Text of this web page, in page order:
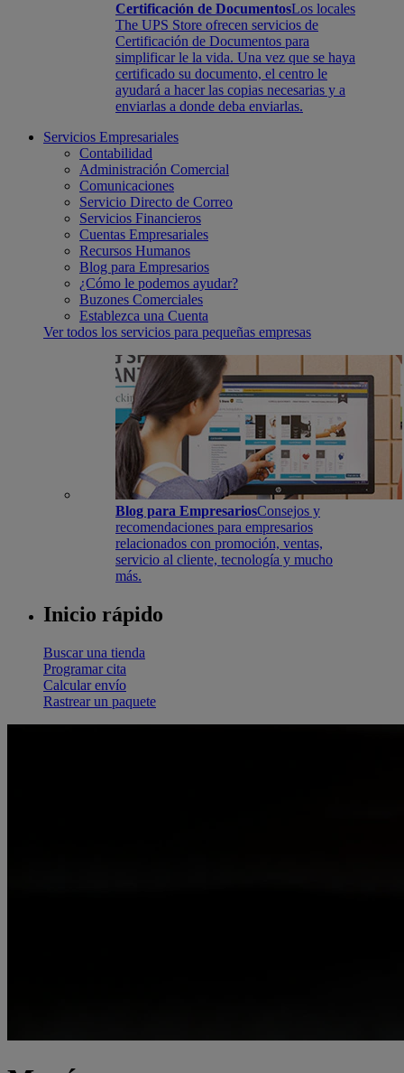
Certificación de DocumentosLos locales
The UPS Store ofrecen servicios de
Certificación de Documentos para
simplificar le la vida. Una vez que se haya
certificado su documento, el centro le
ayudará a hacer las copias necesarias y a
enviarlas a donde deba enviarlas.
Servicios Empresariales
Contabilidad
Administración Comercial
Comunicaciones
Servicio Directo de Correo
Servicios Financieros
Cuentas Empresariales
Recursos Humanos
Blog para Empresarios
¿Cómo le podemos ayudar?
Buzones Comerciales
Establezca una Cuenta
Ver todos los servicios para pequeñas empresas
Blog para EmpresariosConsejos y
recomendaciones para empresarios
relacionados con promoción, ventas,
servicio al cliente, tecnología y mucho
más.
Inicio rápido
Buscar una tienda
Programar cita
Calcular envío
Rastrear un paquete